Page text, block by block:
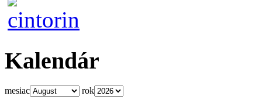
Kalendár
mesiac rok